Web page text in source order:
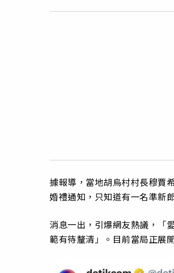
據報導，當地胡烏村村長穆賈
婚禮通知，只知道有一名準新
消息一出，引爆網友熱議，「
範有待釐清」。目前當局正展